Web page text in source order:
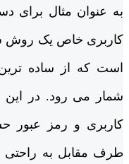
به عنوان مثال برای
کاربری خاص یک روش
است که از ساده
شمار می رود. در این
کاربری و رمز عبور
طرف مقابل به